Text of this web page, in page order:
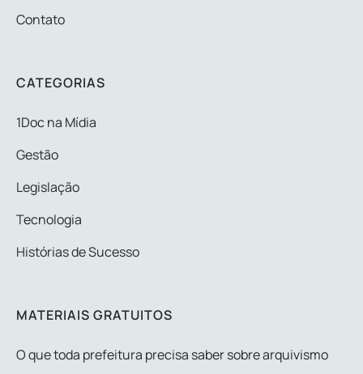
Contato
CATEGORIAS
1Doc na Mídia
Gestão
Legislação
Tecnologia
Histórias de Sucesso
MATERIAIS GRATUITOS
O que toda prefeitura precisa saber sobre arquivismo